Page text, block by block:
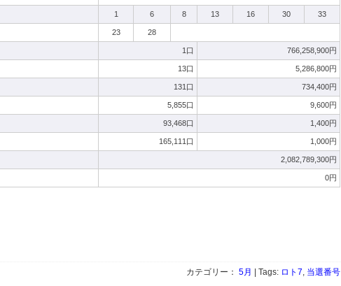
1 6 8 13 16 30 33
23 28
1口 766,258,900円
13口 5,286,800円
131口 734,400円
5,855口 9,600円
93,468口 1,400円
165,111口 1,000円
2,082,789,300円
0円
カテゴリー： 5月 | Tags: ロト7, 当選番号